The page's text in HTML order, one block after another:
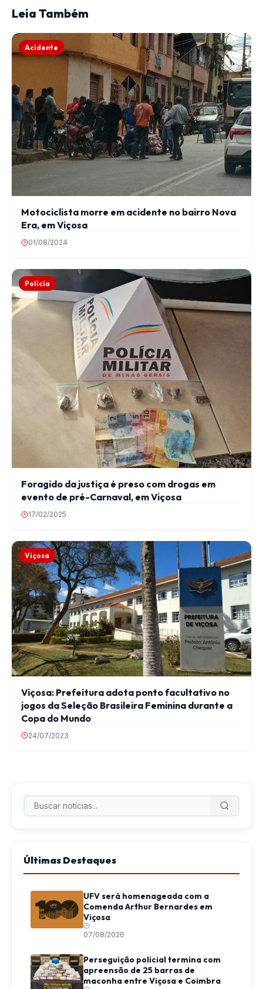
Leia Também
Acidente
Motociclista morre em acidente no bairro Nova
Era, em Viçosa
01/08/2024
Polícia
Foragido da justiça é preso com drogas em
evento de pré-Carnaval, em Viçosa
17/02/2025
Viçosa
Viçosa: Prefeitura adota ponto facultativo no
jogos da Seleção Brasileira Feminina durante a
Copa do Mundo
24/07/2023
Últimas Destaques
UFV será homenageada com a
Comenda Arthur Bernardes em
Viçosa
07/08/2026
Perseguição policial termina com
apreensão de 25 barras de
maconha entre Viçosa e Coimbra